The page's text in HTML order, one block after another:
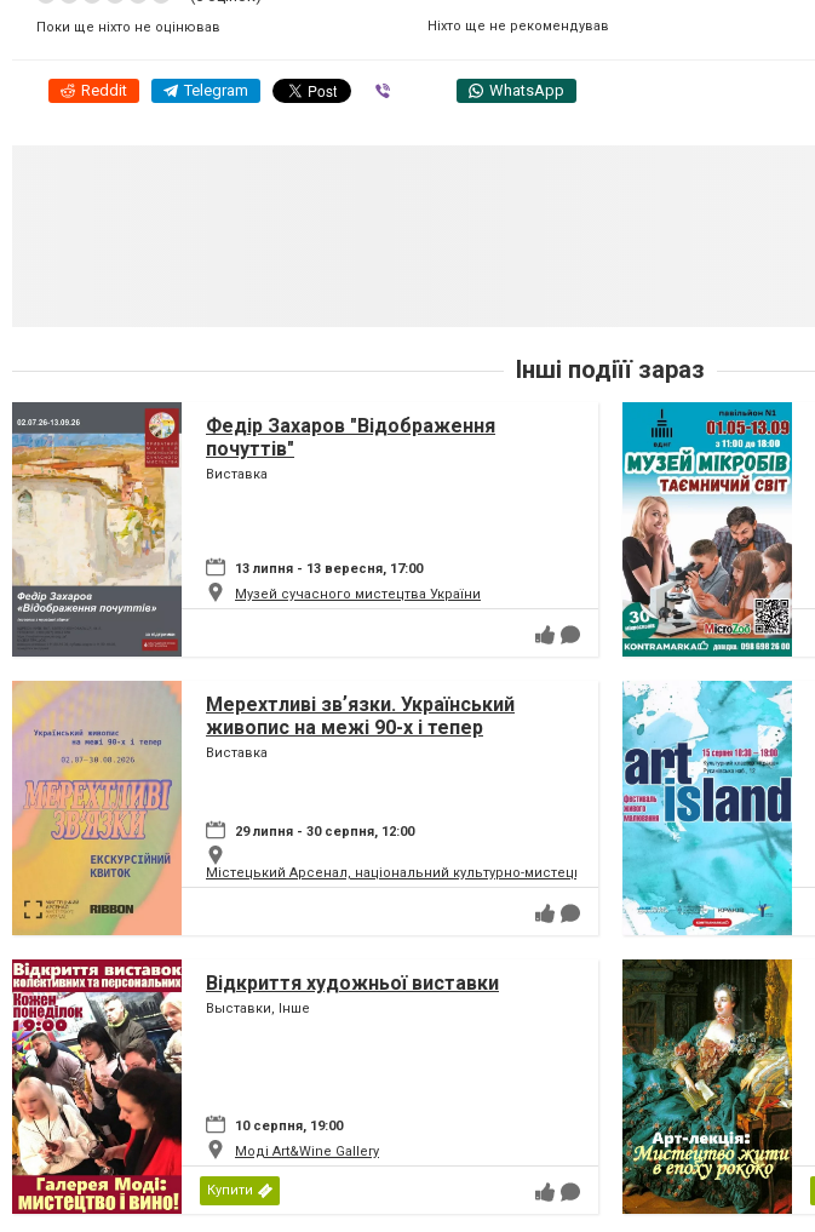
Поки ще ніхто не оцінював Ніхто ще не рекомендував
Reddit Telegram WhatsApp
Інші подіїї зараз
Федір Захаров "Відображення
почуттів"
Виставка
13 липня - 13 вересня, 17:00
Музей сучасного мистецтва України
Мерехтливі звʼязки. Український
живопис на межі 90-х і тепер
Виставка
29 липня - 30 серпня, 12:00
Містецький Арсенал, національний культурно-мистецький та музейний комплекс
Відкриття художньої виставки
Выставки, Інше
10 серпня, 19:00
Моді Art&Wine Gallery
Купити